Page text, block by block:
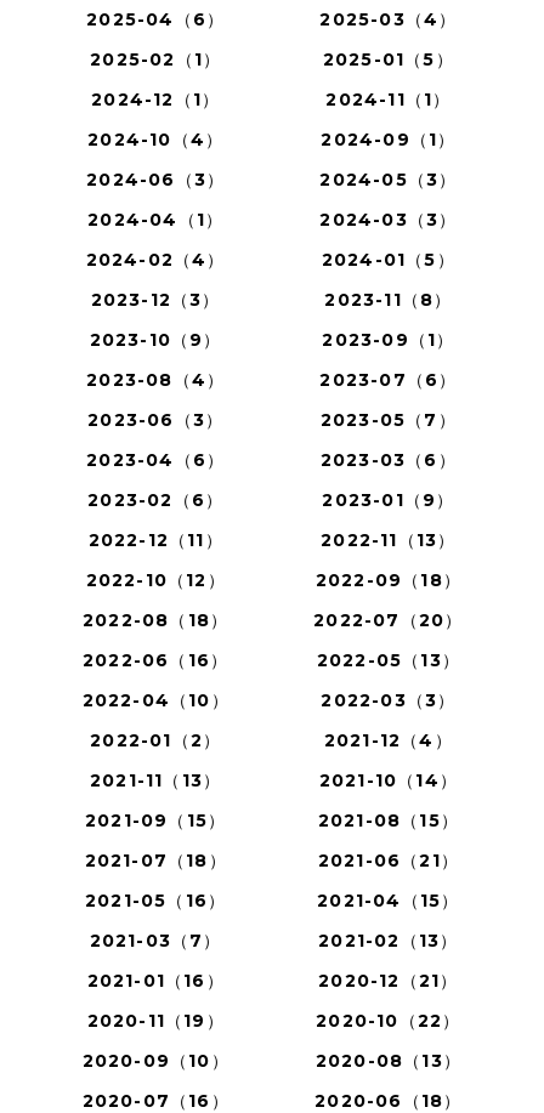
2025-04（6）
2025-03（4）
2025-02（1）
2025-01（5）
2024-12（1）
2024-11（1）
2024-10（4）
2024-09（1）
2024-06（3）
2024-05（3）
2024-04（1）
2024-03（3）
2024-02（4）
2024-01（5）
2023-12（3）
2023-11（8）
2023-10（9）
2023-09（1）
2023-08（4）
2023-07（6）
2023-06（3）
2023-05（7）
2023-04（6）
2023-03（6）
2023-02（6）
2023-01（9）
2022-12（11）
2022-11（13）
2022-10（12）
2022-09（18）
2022-08（18）
2022-07（20）
2022-06（16）
2022-05（13）
2022-04（10）
2022-03（3）
2022-01（2）
2021-12（4）
2021-11（13）
2021-10（14）
2021-09（15）
2021-08（15）
2021-07（18）
2021-06（21）
2021-05（16）
2021-04（15）
2021-03（7）
2021-02（13）
2021-01（16）
2020-12（21）
2020-11（19）
2020-10（22）
2020-09（10）
2020-08（13）
2020-07（16）
2020-06（18）